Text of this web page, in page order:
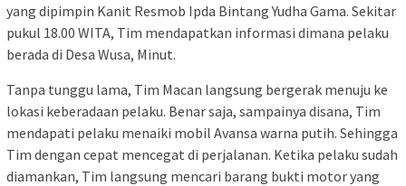
yang dipimpin Kanit Resmob Ipda Bintang Yudha Gama. Sekitar
pukul 18.00 WITA, Tim mendapatkan informasi dimana pelaku
berada di Desa Wusa, Minut.
Tanpa tunggu lama, Tim Macan langsung bergerak menuju ke
lokasi keberadaan pelaku. Benar saja, sampainya disana, Tim
mendapati pelaku menaiki mobil Avansa warna putih. Sehingga
Tim dengan cepat mencegat di perjalanan. Ketika pelaku sudah
diamankan, Tim langsung mencari barang bukti motor yang